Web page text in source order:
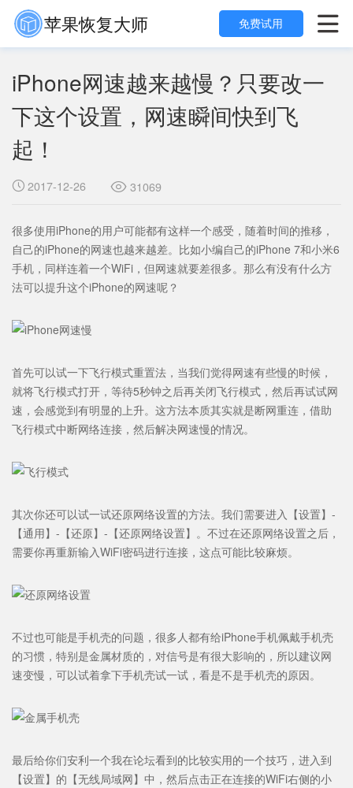
苹果恢复大师 
免费试用
iPhone网速越来越慢？只要改一
下这个设置，网速瞬间快到飞
起！
 2017-12-26  31069
很多使用iPhone的用户可能都有这样一个感受，随着时间的推移，
自己的iPhone的网速也越来越差。比如小编自己的iPhone 7和小米6
手机，同样连着一个WiFi，但网速就要差很多。那么有没有什么方
法可以提升这个iPhone的网速呢？
首先可以试一下飞行模式重置法 ，当我们觉得网速有些慢的时候，
就将飞行模式打开，等待5秒钟之后再关闭飞行模式，然后再试试网
速，会感觉到有明显的上升。这方法本质其实就是断网重连，借助
飞行模式中断网络连接，然后解决网速慢的情况。
其次你还可以试一试还原网络设置的方法。我们需要进入【设置】-
【通用】-【还原】-【还原网络设置】。不过在还原网络设置之后，
需要你再重新输入WiFi密码进行连接，这点可能比较麻烦。
不过也可能是手机壳的问题，很多人都有给iPhone手机佩戴手机壳
的习惯，特别是金属材质的，对信号是有很大影响的，所以建议网
速变慢，可以试着拿下手机壳试一试，看是不是手机壳的原因。
最后给你们安利一个我在论坛看到的比较实用的一个技巧，进入到
【设置】的【无线局域网】中，然后点击正在连接的WiFi右侧的小